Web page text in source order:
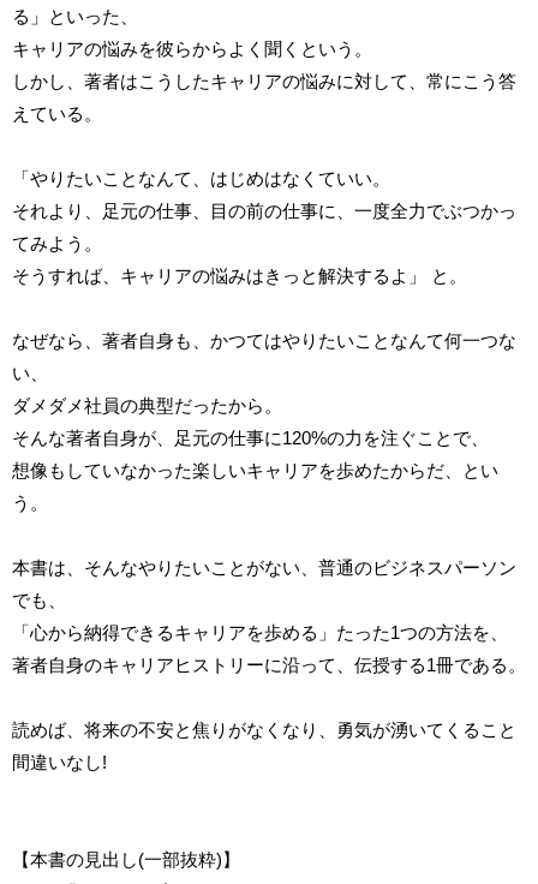
る」といった、
キャリアの悩みを彼らからよく聞くという。
しかし、著者はこうしたキャリアの悩みに対して、常にこう答
えている。
「やりたいことなんて、はじめはなくていい。
それより、足元の仕事、目の前の仕事に、一度全力でぶつかっ
てみよう。
そうすれば、キャリアの悩みはきっと解決するよ」 と。
なぜなら、著者自身も、かつてはやりたいことなんて何一つな
い、
ダメダメ社員の典型だったから。
そんな著者自身が、足元の仕事に120%の力を注ぐことで、
想像もしていなかった楽しいキャリアを歩めたからだ、とい
う。
本書は、そんなやりたいことがない、普通のビジネスパーソン
でも、
「心から納得できるキャリアを歩める」たった1つの方法を、
著者自身のキャリアヒストリーに沿って、伝授する1冊である。
読めば、将来の不安と焦りがなくなり、勇気が湧いてくること
間違いなし!
【本書の見出し(一部抜粋)】